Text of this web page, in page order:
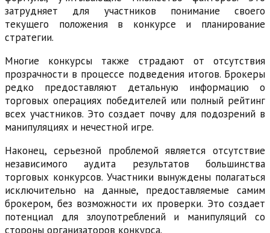
затрудняет для участников понимание своего
текущего положения в конкурсе и планирование
стратегии.
Многие конкурсы также страдают от отсутствия
прозрачности в процессе подведения итогов. Брокеры
редко предоставляют детальную информацию о
торговых операциях победителей или полный рейтинг
всех участников. Это создает почву для подозрений в
манипуляциях и нечестной игре.
Наконец, серьезной проблемой является отсутствие
независимого аудита результатов большинства
торговых конкурсов. Участники вынуждены полагаться
исключительно на данные, предоставляемые самим
брокером, без возможности их проверки. Это создает
потенциал для злоупотреблений и манипуляций со
стороны организаторов конкурса.